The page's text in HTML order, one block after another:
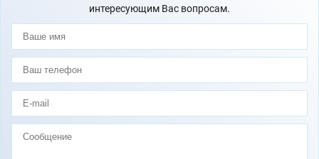
интересующим Вас вопросам.